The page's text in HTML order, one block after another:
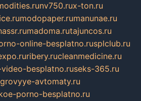
nv750.rux-ton.ru
modopaper.rumanunae.ru
madoma.rutajuncos.ru
online-besplatno.rusplclub.ru
ribery.rucleanmedicine.ru
besplatno.ruseks-365.ru
avtomaty.ru
porno-besplatno.ru